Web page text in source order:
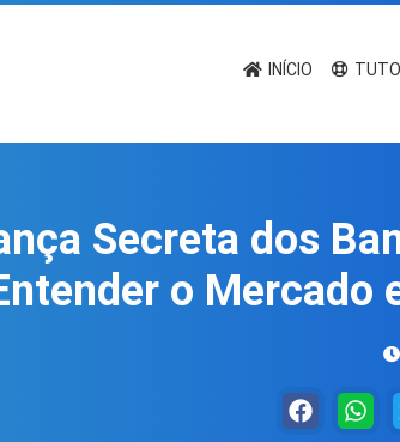
INÍCIO
Secreta dos
o Mercado